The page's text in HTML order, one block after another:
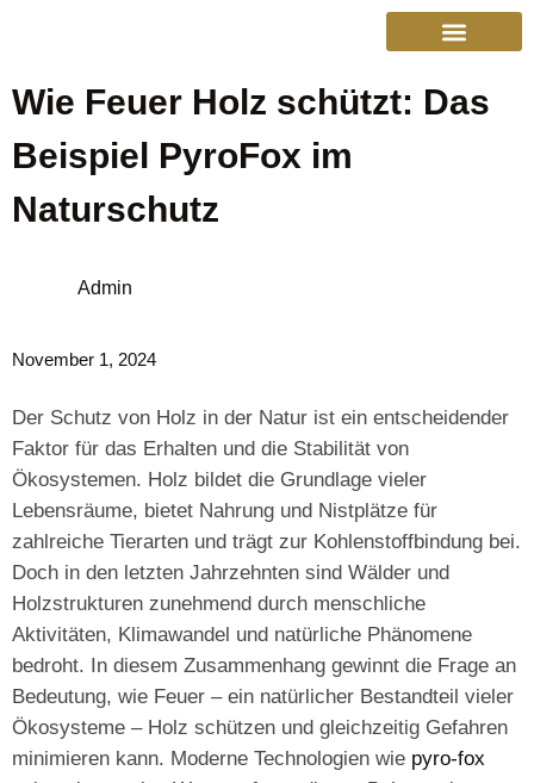
Wie Feuer Holz schützt: Das
Beispiel PyroFox im
Naturschutz
Admin
November 1, 2024
Der Schutz von Holz in der Natur ist ein entscheidender
Faktor für das Erhalten und die Stabilität von
Ökosystemen. Holz bildet die Grundlage vieler
Lebensräume, bietet Nahrung und Nistplätze für
zahlreiche Tierarten und trägt zur Kohlenstoffbindung bei.
Doch in den letzten Jahrzehnten sind Wälder und
Holzstrukturen zunehmend durch menschliche
Aktivitäten, Klimawandel und natürliche Phänomene
bedroht. In diesem Zusammenhang gewinnt die Frage an
Bedeutung, wie Feuer – ein natürlicher Bestandteil vieler
Ökosysteme – Holz schützen und gleichzeitig Gefahren
minimieren kann. Moderne Technologien wie pyro-fox